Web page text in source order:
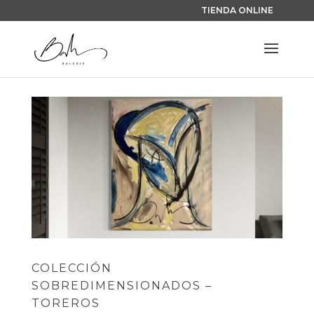
TIENDA ONLINE
COLECCIÓN
SOBREDIMENSIONADOS –
TOREROS